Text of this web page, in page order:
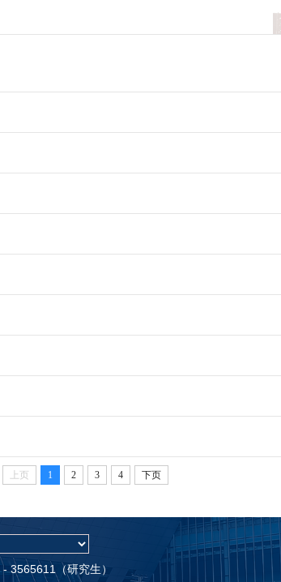
上页 1 2 3 4 下页
3565611（研究生）